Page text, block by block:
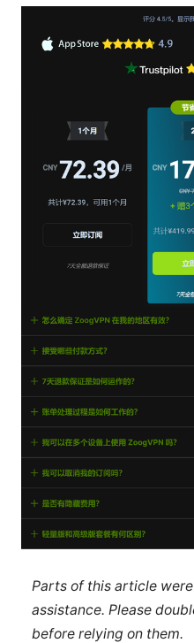
Parts of this article
assistance. Please
before relying on them.